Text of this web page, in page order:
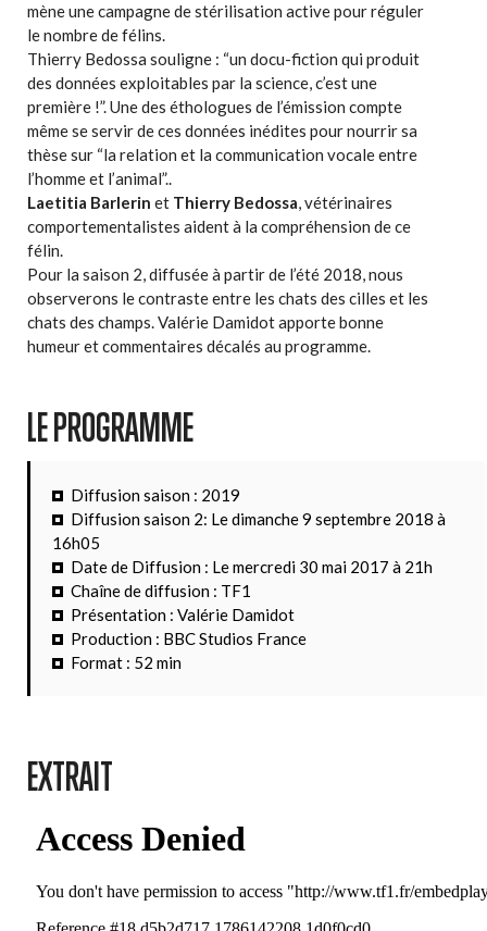
mène une campagne de stérilisation active pour réguler
le nombre de félins.
Thierry Bedossa souligne : “un docu-fiction qui produit
des données exploitables par la science, c’est une
première !”. Une des éthologues de l’émission compte
même se servir de ces données inédites pour nourrir sa
thèse sur “la relation et la communication vocale entre
l’homme et l’animal”..
Laetitia Barlerin et Thierry Bedossa, vétérinaires
comportementalistes aident à la compréhension de ce
félin.
Pour la saison 2, diffusée à partir de l’été 2018, nous
observerons le contraste entre les chats des cilles et les
chats des champs. Valérie Damidot apporte bonne
humeur et commentaires décalés au programme.
LE PROGRAMME
Diffusion saison : 2019
Diffusion saison 2: Le dimanche 9 septembre 2018 à
16h05
Date de Diffusion : Le mercredi 30 mai 2017 à 21h
Chaîne de diffusion : TF1
Présentation : Valérie Damidot
Production : BBC Studios France
Format : 52 min
EXTRAIT